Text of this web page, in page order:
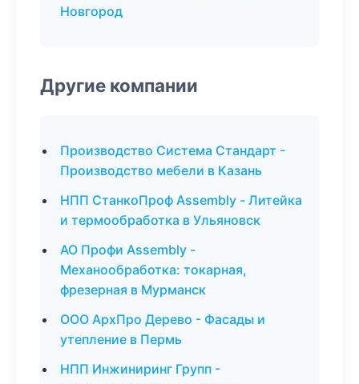
Новгород
Другие компании
Производство Система Стандарт -
Производство мебели в Казань
НПП СтанкоПроф Assembly - Литейка
и термообработка в Ульяновск
АО Профи Assembly -
Механообработка: токарная,
фрезерная в Мурманск
ООО АрхПро Дерево - Фасады и
утепление в Пермь
НПП Инжиниринг Групп -